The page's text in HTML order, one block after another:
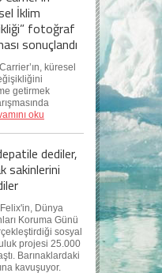
İklim
fotoğraf
sonuçlandı
küresel
getirmek
oku
dediler,
sakinlerini
Dünya
Koruma Günü
sosyal
projesi 25.000
Barınaklardaki
kavuşuyor.